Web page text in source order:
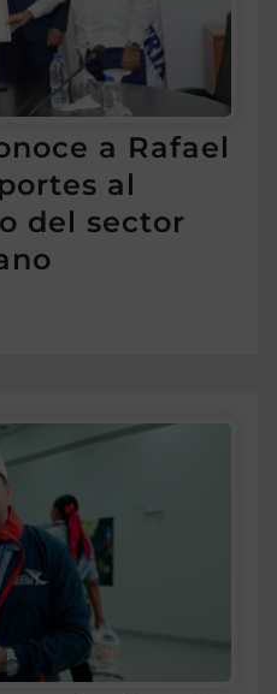
a Rafael
al
del sector